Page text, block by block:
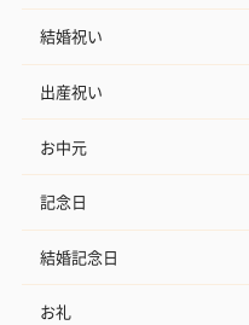
フラワーテディベア
結婚祝い
出産祝い
お中元
記念日
結婚記念日
お礼